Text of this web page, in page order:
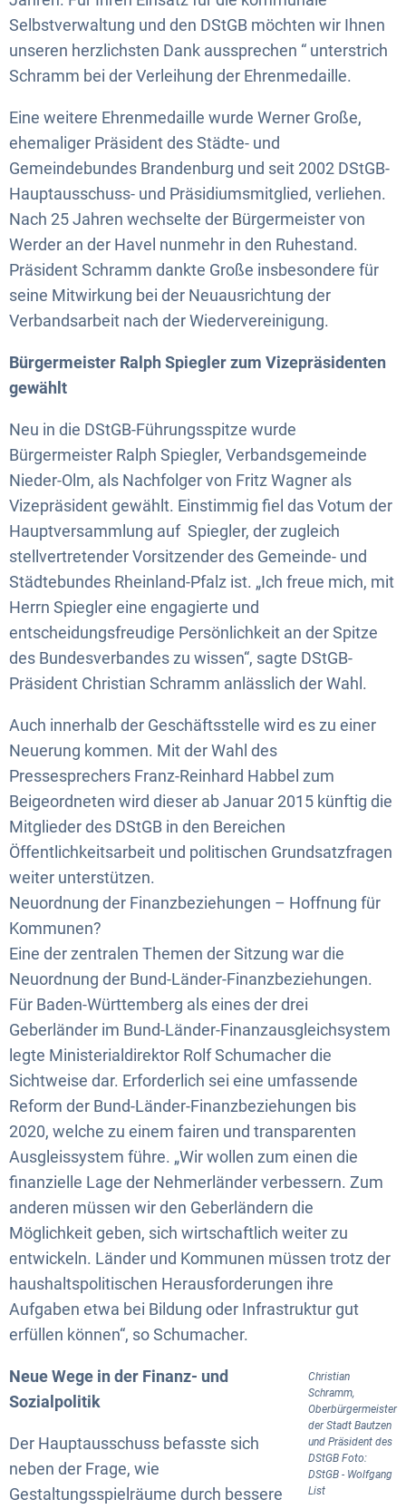
Selbstverwaltung und den DStGB möchten wir Ihnen
unseren herzlichsten Dank aussprechen “ unterstrich
Schramm bei der Verleihung der Ehrenmedaille.
Eine weitere Ehrenmedaille wurde Werner Große,
ehemaliger Präsident des Städte- und
Gemeindebundes Brandenburg und seit 2002 DStGB-
Hauptausschuss- und Präsidiumsmitglied, verliehen.
Nach 25 Jahren wechselte der Bürgermeister von
Werder an der Havel nunmehr in den Ruhestand.
Präsident Schramm dankte Große insbesondere für
seine Mitwirkung bei der Neuausrichtung der
Verbandsarbeit nach der Wiedervereinigung.
Bürgermeister Ralph Spiegler zum Vizepräsidenten
gewählt
Neu in die DStGB-Führungsspitze wurde
Bürgermeister Ralph Spiegler, Verbandsgemeinde
Nieder-Olm, als Nachfolger von Fritz Wagner als
Vizepräsident gewählt. Einstimmig fiel das Votum der
Hauptversammlung auf Spiegler, der zugleich
stellvertretender Vorsitzender des Gemeinde- und
Städtebundes Rheinland-Pfalz ist. „Ich freue mich, mit
Herrn Spiegler eine engagierte und
entscheidungsfreudige Persönlichkeit an der Spitze
des Bundesverbandes zu wissen“, sagte DStGB-
Präsident Christian Schramm anlässlich der Wahl.
Auch innerhalb der Geschäftsstelle wird es zu einer
Neuerung kommen. Mit der Wahl des
Pressesprechers Franz-Reinhard Habbel zum
Beigeordneten wird dieser ab Januar 2015 künftig die
Mitglieder des DStGB in den Bereichen
Öffentlichkeitsarbeit und politischen Grundsatzfragen
weiter unterstützen.
Neuordnung der Finanzbeziehungen – Hoffnung für
Kommunen?
Eine der zentralen Themen der Sitzung war die
Neuordnung der Bund-Länder-Finanzbeziehungen.
Für Baden-Württemberg als eines der drei
Geberländer im Bund-Länder-Finanzausgleichsystem
legte Ministerialdirektor Rolf Schumacher die
Sichtweise dar. Erforderlich sei eine umfassende
Reform der Bund-Länder-Finanzbeziehungen bis
2020, welche zu einem fairen und transparenten
Ausgleissystem führe. „Wir wollen zum einen die
finanzielle Lage der Nehmerländer verbessern. Zum
anderen müssen wir den Geberländern die
Möglichkeit geben, sich wirtschaftlich weiter zu
entwickeln. Länder und Kommunen müssen trotz der
haushaltspolitischen Herausforderungen ihre
Aufgaben etwa bei Bildung oder Infrastruktur gut
erfüllen können“, so Schumacher.
Christian
Schramm,
Oberbürgermeister
der Stadt Bautzen
und Präsident des
DStGB Foto:
DStGB - Wolfgang
List
Neue Wege in der Finanz- und
Sozialpolitik
Der Hauptausschuss befasste sich
neben der Frage, wie
Gestaltungsspielräume durch bessere